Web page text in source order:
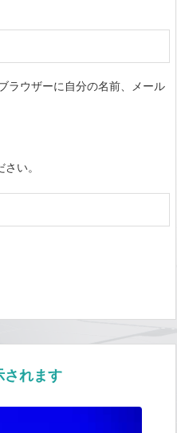
ラウザーに自分の名前、メール
い。
されます